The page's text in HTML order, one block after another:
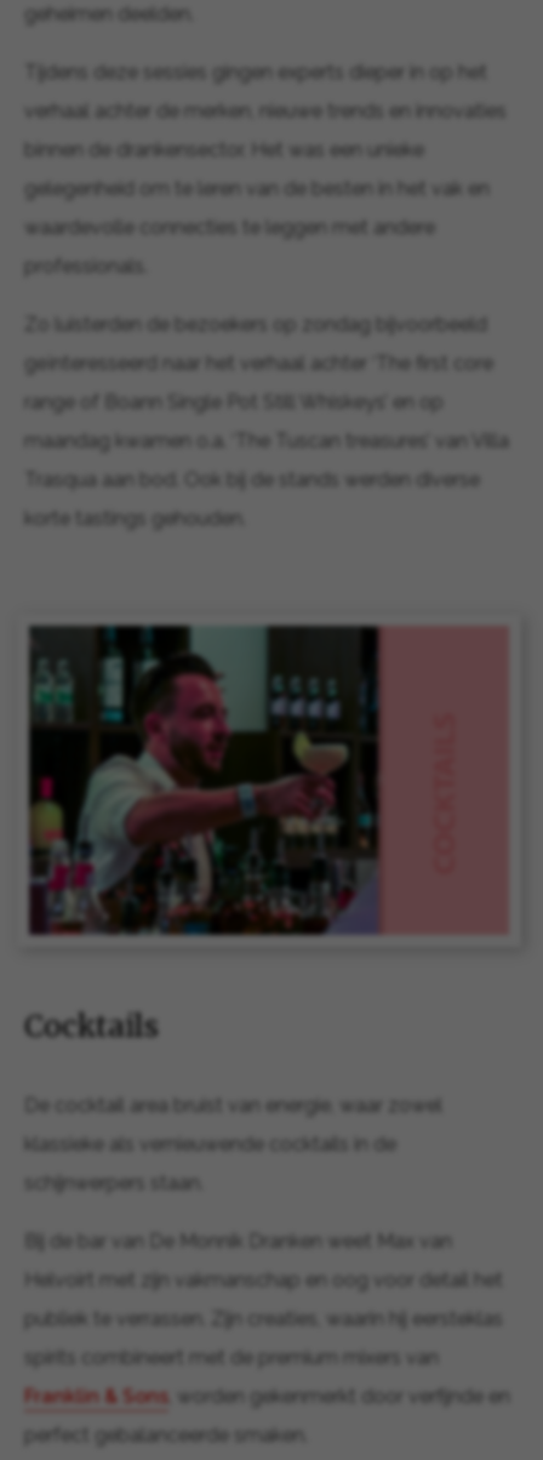
geheimen deelden.
Tijdens deze sessies gingen experts dieper in op het
verhaal achter de merken, nieuwe trends en innovaties
binnen de drankensector. Het was een unieke
gelegenheid om te leren van de besten in het vak en
waardevolle connecties te leggen met andere
professionals.
Zo luisterden de bezoekers op zondag bijvoorbeeld
geïnteresseerd naar het verhaal achter ‘The first core
range of Boann Single Pot Still Whiskeys’ en op
maandag kwamen o.a. ‘The Tuscan treasures’ van Villa
Trasqua aan bod. Ook bij de stands werden diverse
korte tastings gehouden.
Cocktails
De cocktail area bruist van energie, waar zowel
klassieke als vernieuwende cocktails in de
schijnwerpers staan.
Bij de bar van De Monnik Dranken weet Max van
Helvoirt met zijn vakmanschap en oog voor detail het
publiek te verrassen. Zijn creaties, waarin hij eersteklas
spirits combineert met de premium mixers van
Franklin & Sons , worden gekenmerkt door verfijnde en
perfect gebalanceerde smaken.